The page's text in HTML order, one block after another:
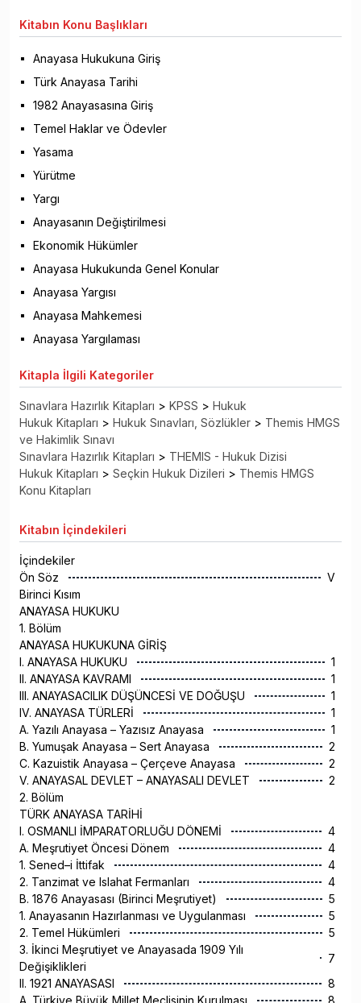
Kitabın Konu Başlıkları
Anayasa Hukukuna Giriş
Türk Anayasa Tarihi
1982 Anayasasına Giriş
Temel Haklar ve Ödevler
Yasama
Yürütme
Yargı
Anayasanın Değiştirilmesi
Ekonomik Hükümler
Anayasa Hukukunda Genel Konular
Anayasa Yargısı
Anayasa Mahkemesi
Anayasa Yargılaması
Kitapla İlgili Kategoriler
Sınavlara Hazırlık Kitapları > KPSS > Hukuk
Hukuk Kitapları > Hukuk Sınavları, Sözlükler > Themis HMGS
ve Hakimlik Sınavı
Sınavlara Hazırlık Kitapları > THEMIS - Hukuk Dizisi
Hukuk Kitapları > Seçkin Hukuk Dizileri > Themis HMGS
Konu Kitapları
Kitabın İçindekileri
İçindekiler
Ön Söz
V
Birinci Kısım
ANAYASA HUKUKU
1. Bölüm
ANAYASA HUKUKUNA GİRİŞ
I. ANAYASA HUKUKU
1
II. ANAYASA KAVRAMI
1
III. ANAYASACILIK DÜŞÜNCESİ VE DOĞUŞU
1
IV. ANAYASA TÜRLERİ
1
A. Yazılı Anayasa – Yazısız Anayasa
1
B. Yumuşak Anayasa – Sert Anayasa
2
C. Kazuistik Anayasa – Çerçeve Anayasa
2
V. ANAYASAL DEVLET – ANAYASALI DEVLET
2
2. Bölüm
TÜRK ANAYASA TARİHİ
I. OSMANLI İMPARATORLUĞU DÖNEMİ
4
A. Meşrutiyet Öncesi Dönem
4
1. Sened–i İttifak
4
2. Tanzimat ve Islahat Fermanları
4
B. 1876 Anayasası (Birinci Meşrutiyet)
5
1. Anayasanın Hazırlanması ve Uygulanması
5
2. Temel Hükümleri
5
3. İkinci Meşrutiyet ve Anayasada 1909 Yılı
Değişiklikleri
7
II. 1921 ANAYASASI
8